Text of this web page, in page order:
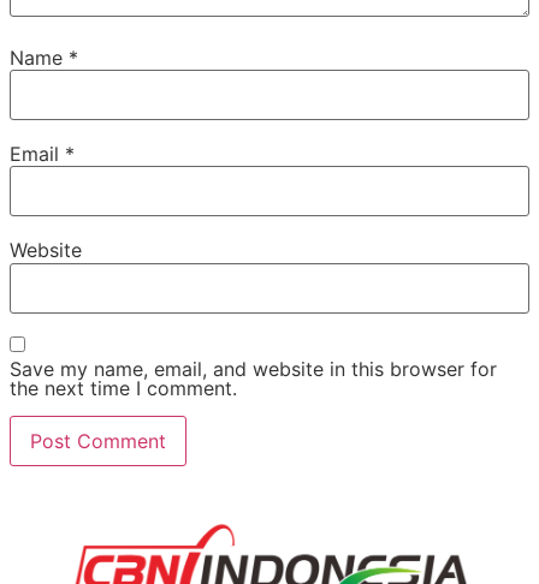
Name *
Email *
Website
Save my name, email, and website in this browser for
the next time I comment.